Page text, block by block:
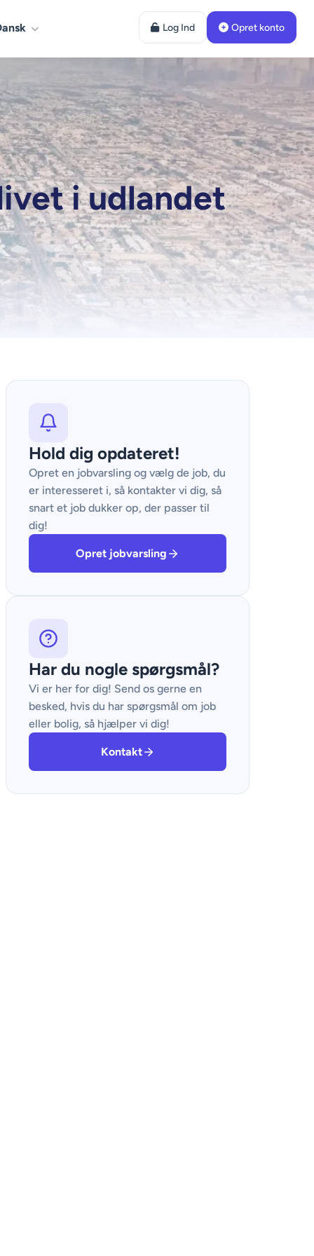
Log Ind Opret konto
i udlandet
Hold dig opdateret!
Opret en jobvarsling og vælg de job, du
er interesseret i, så kontakter vi dig, så
snart et job dukker op, der passer til
dig!
Opret jobvarsling
Har du nogle spørgsmål?
Vi er her for dig! Send os gerne en
besked, hvis du har spørgsmål om job
eller bolig, så hjælper vi dig!
Kontakt